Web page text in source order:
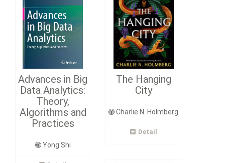
Advances in Big
Data Analytics:
Theory,
Algorithms and
Practices
Yong Shi
The Hanging
City
Charlie N. Holmberg
Detail